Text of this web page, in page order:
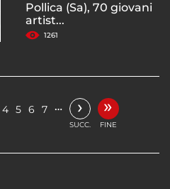
Pollica (Sa), 70 giovani
artist...
1261
4 5 6 7 … ›
SUCC.
»
FINE